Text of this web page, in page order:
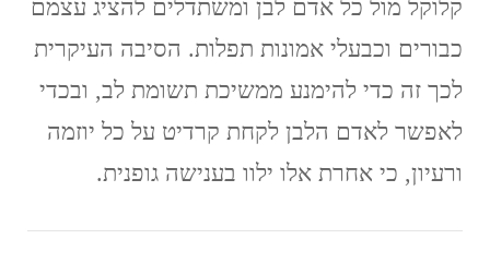
קלוקל מול כל אדם לבן ומשתדלים להציג עצמם
כבורים וכבעלי אמונות תפלות. הסיבה העיקרית
לכך זה כדי להימנע ממשיכת תשומת לב, ובכדי
לאפשר לאדם הלבן לקחת קרדיט על כל יוזמה
ורעיון, כי אחרת אלו ילוו בענישה גופנית.